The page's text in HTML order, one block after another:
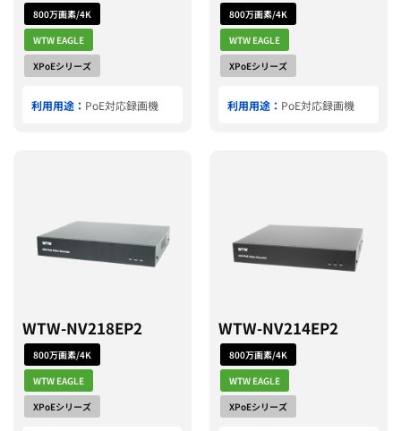
800万画素/4K
WTW EAGLE
XPoEシリーズ
利用用途： PoE対応録画機
800万画素/4K
WTW EAGLE
XPoEシリーズ
利用用途： PoE対応録画機
WTW-NV218EP2
800万画素/4K
WTW EAGLE
XPoEシリーズ
WTW-NV214EP2
800万画素/4K
WTW EAGLE
XPoEシリーズ